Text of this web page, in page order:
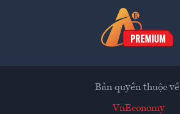
Bản quyền thuộc về
VnEconomy